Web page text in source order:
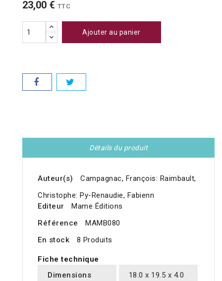
23,00 € TTC
Ajouter au panier
Détails du produit
Auteur(s)
Campagnac, François: Raimbault,
Christophe: Py-Renaudie, Fabienn
Editeur
Mame Éditions
Référence
MAMB080
En stock
8 Produits
Fiche technique
Dimensions
18.0 x 19.5 x 4.0